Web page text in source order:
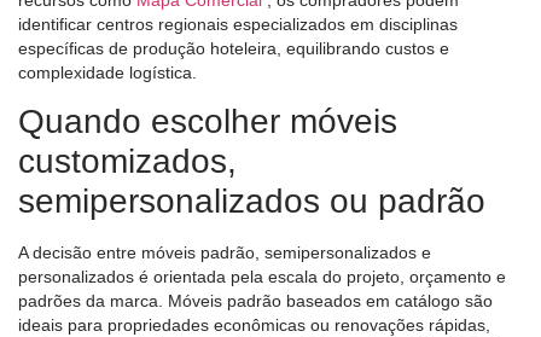
identificar centros regionais especializados em disciplinas
específicas de produção hoteleira, equilibrando custos e
complexidade logística.
Quando escolher móveis
customizados,
semipersonalizados ou padrão
A decisão entre móveis padrão, semipersonalizados e
personalizados é orientada pela escala do projeto, orçamento e
padrões da marca. Móveis padrão baseados em catálogo são
ideais para propriedades econômicas ou renovações rápidas,